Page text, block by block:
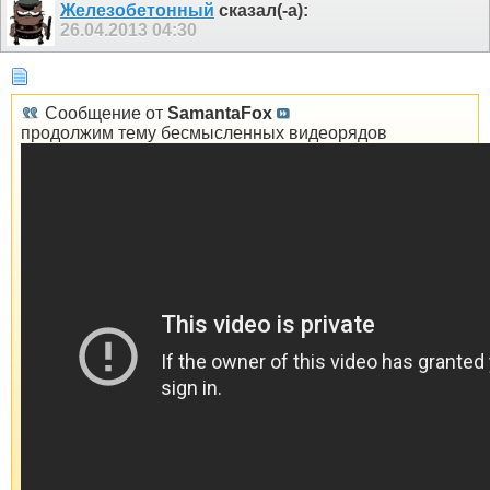
Железобетонный сказал(-а):
26.04.2013 04:30
Сообщение от SamantaFox
продолжим тему бесмысленных видеорядов